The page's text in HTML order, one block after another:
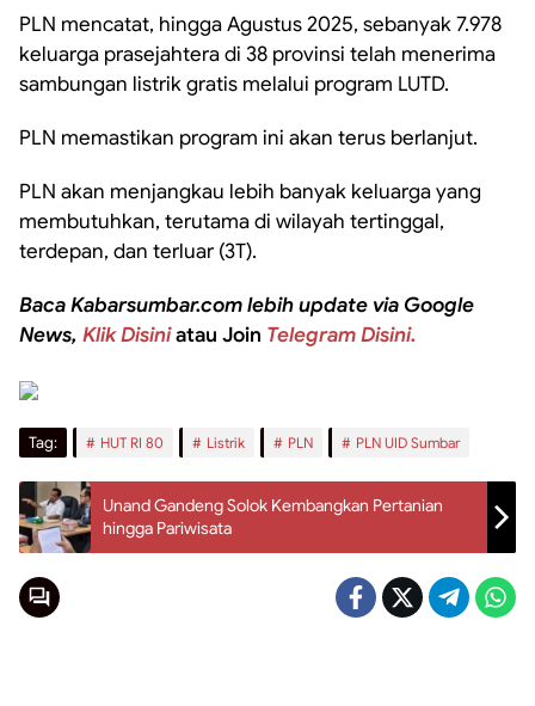
PLN mencatat, hingga Agustus 2025, sebanyak 7.978
keluarga prasejahtera di 38 provinsi telah menerima
sambungan listrik gratis melalui program LUTD.
PLN memastikan program ini akan terus berlanjut.
PLN akan menjangkau lebih banyak keluarga yang
membutuhkan, terutama di wilayah tertinggal,
terdepan, dan terluar (3T).
Baca Kabarsumbar.com lebih update via Google
News, Klik Disiniatau Join Telegram Disini.
Tag: HUT RI 80 Listrik PLN PLN UID Sumbar
Unand Gandeng Solok Kembangkan Pertanian
hingga Pariwisata